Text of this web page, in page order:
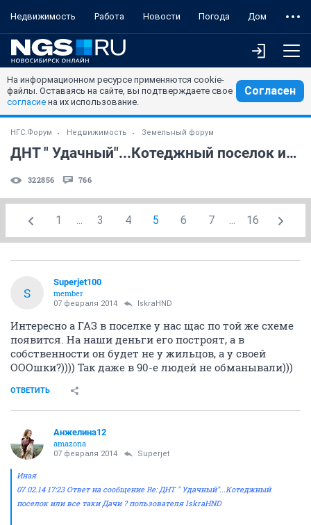
Недвижимость Работа Новости Погода Дом
На информационном ресурсе применяются cookie-
файлы. Оставаясь на сайте, вы подтверждаете свое
согласие на их использование.
Согласен
НГС.Форум Недвижимость Земельный форум
ДНТ " Удачный"...Котеджный поселок или все таки Дачи ?
322856 766
1 ... 3 4 5 6 7 ... 16
S
Superjet100
member
07 февраля 2014 IskraHND
Интересно а ГАЗ в поселке у нас щас по той же схеме
появится. На наши деньги его построят, а в
собственности он будет не у жильцов, а у своей
ОООшки?)))) Так даже в 90-е людей не обманывали)))
ОТВЕТИТЬ
Анжелина12
amazona
07 февраля 2014 Superjet
Иная
07.02.14 17:23 Ответ на сообщение Re: ДНТ " Удачный"...Котеджный
поселок или все таки Дачи ? пользователя IskraHND